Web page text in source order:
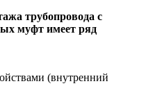
трубопровода с
муфт имеет ряд
(внутренний